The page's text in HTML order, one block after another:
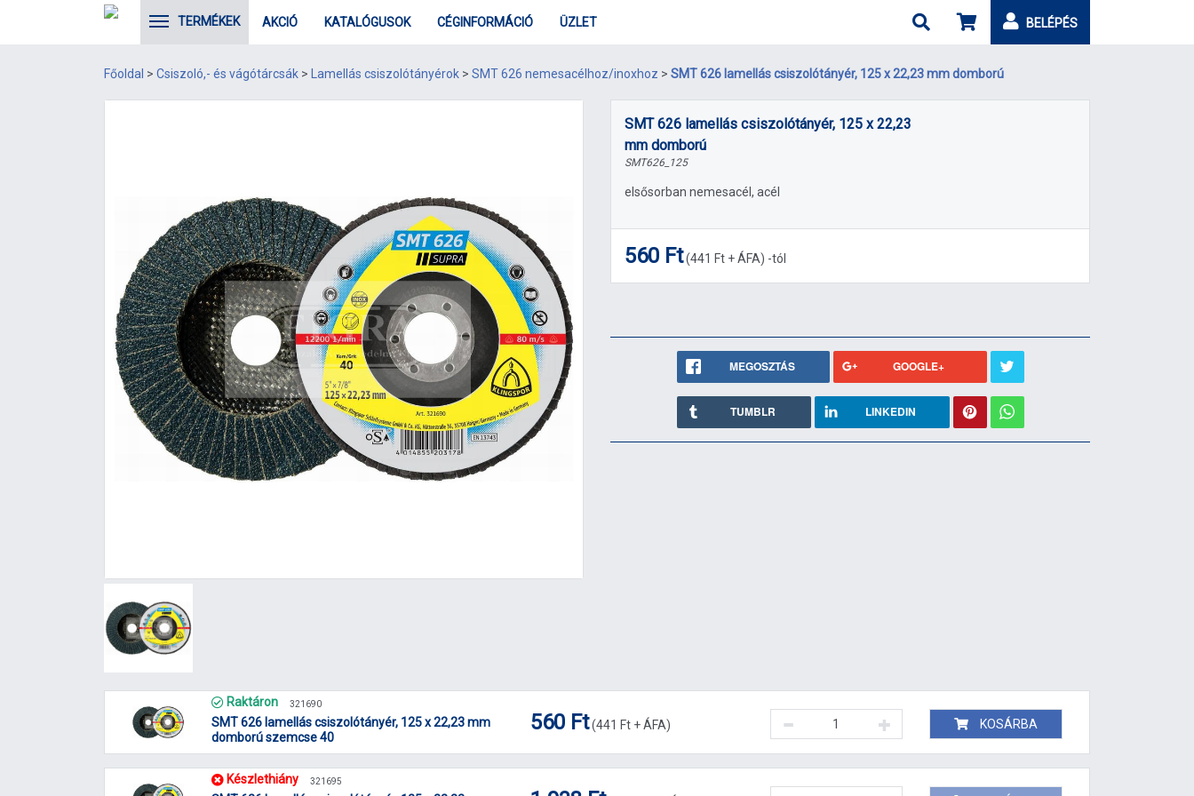
TERMÉKEK AKCIÓ KATALÓGUSOK CÉGINFORMÁCIÓ ÜZLET BELÉPÉS
Főoldal > Csiszoló,- és vágótárcsák > Lamellás csiszolótányérok > SMT 626 nemesacélhoz/inoxhoz > SMT 626 lamellás csiszolótányér, 125 x 22,23 mm domború
SMT 626 lamellás csiszolótányér, 125 x 22,23
mm domború
SMT626_125
elsősorban nemesacél, acél
560 Ft(441 Ft + ÁFA) -tól
MEGOSZTÁS GOOGLE+
TUMBLR LINKEDIN
Raktáron 321690
SMT 626 lamellás csiszolótányér, 125 x 22,23 mm
domború szemcse 40
560 Ft(441 Ft + ÁFA) KOSÁRBA
Készlethiány 321695